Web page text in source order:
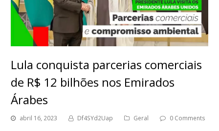
Lula conquista parcerias comerciais
de R$ 12 bilhões nos Emirados
Árabes
abril 16, 2023 Df4SYd2Uap Geral 0 Comments